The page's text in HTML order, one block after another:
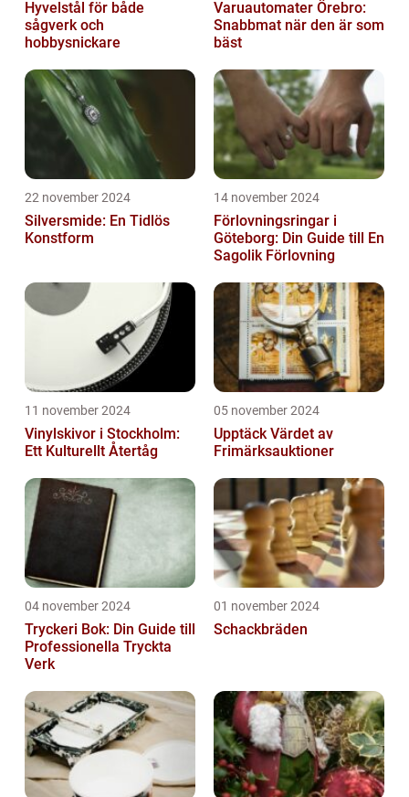
Hyvelstål för både
sågverk och
hobbysnickare
Varuautomater Örebro:
Snabbmat när den är som
bäst
22 november 2024
Silversmide: En Tidlös
Konstform
14 november 2024
Förlovningsringar i
Göteborg: Din Guide till En
Sagolik Förlovning
11 november 2024
Vinylskivor i Stockholm:
Ett Kulturellt Återtåg
05 november 2024
Upptäck Värdet av
Frimärksauktioner
04 november 2024
Tryckeri Bok: Din Guide till
Professionella Tryckta
Verk
01 november 2024
Schackbräden